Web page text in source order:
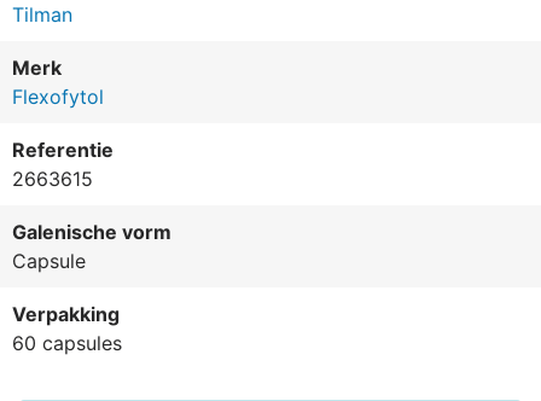
Tilman
Merk
Flexofytol
Referentie
2663615
Galenische vorm
Capsule
Verpakking
60 capsules